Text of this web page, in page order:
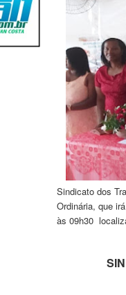
Sindicato dos
Ordinária, que
às 09h30